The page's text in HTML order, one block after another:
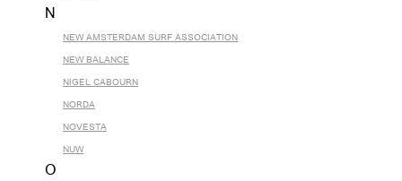
N
NEW AMSTERDAM SURF ASSOCIATION
NEW BALANCE
NIGEL CABOURN
NORDA
NOVESTA
NUW
O